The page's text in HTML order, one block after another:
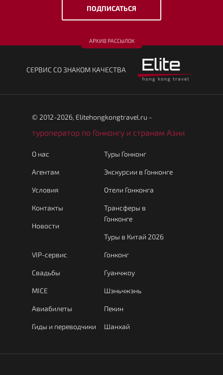
ПОДПИСАТЬСЯ
АРХИВ РАССЫЛОК
CЕРВИС СО ЗНАКОМ КАЧЕСТВА
© 2012-2026, Elitehongkongtravel.ru -
туроператор по Гонконгу и странам Азии
О нас
Агентам
Условия
Контакты
Новости
Туры Гонконг
Экскурсии в Гонконге
Отели Гонконга
Трансферы в
Гонконге
Туры в Китай 2026
VIP-сервис
Свадьбы
MICE
Авиабилеты
Гиды и переводчики
Гонконг
Гуанчжоу
Шэньчжэнь
Пекин
Шанхай